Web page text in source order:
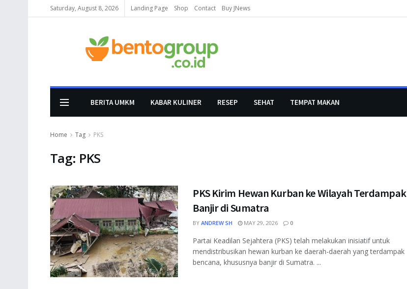
Saturday, August 8, 2026 Landing Page Shop Contact Buy JNews
BERITA UMKM KABAR KULINER RESEP SEHAT TEMPAT MAKAN
Home Tag PKS
Tag: PKS
PKS Kirim Hewan Kurban ke Wilayah Terdampak
Banjir di Sumatra
BY ANDREW SH MAY 29, 2026 0
Partai Keadilan Sejahtera (PKS) telah melakukan inisiatif untuk
mendistribusikan hewan kurban ke daerah-daerah yang terdampak
bencana, khususnya banjir di Sumatra. ...